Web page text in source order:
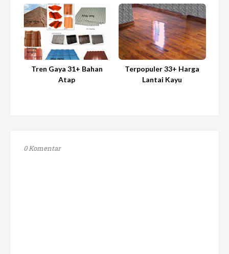
Tren Gaya 31+ Bahan
Atap
Terpopuler 33+ Harga
Lantai Kayu
0 Komentar